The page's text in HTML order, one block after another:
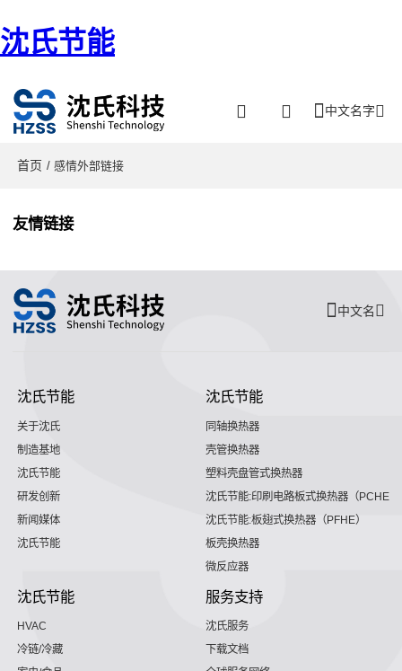
沈氏节能
中文名字
首页 / 感情外部链接
友情链接
中文名
沈氏节能
关于沈氏
制造基地
沈氏节能
研发创新
新闻媒体
沈氏节能
沈氏节能
同轴换热器
壳管换热器
塑料壳盘管式换热器
沈氏节能:印刷电路板式换热器（PCHE）
沈氏节能:板翅式换热器（PFHE）
板壳换热器
微反应器
沈氏节能
HVAC
冷链/冷藏
服务支持
沈氏服务
下载文档